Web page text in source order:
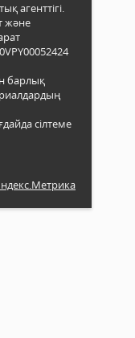
агенттігі.
және
барлық
сілтеме